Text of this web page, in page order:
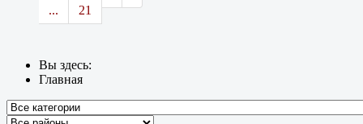
...
21
Вы здесь:
Главная